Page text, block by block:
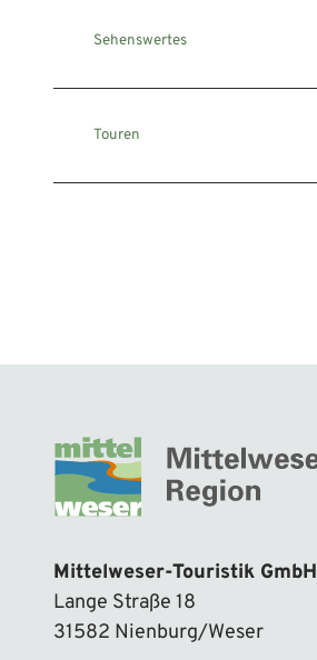
Sehenswertes
Touren
Mittelweser-Touristik GmbH
Lange Straße 18
31582 Nienburg/Weser